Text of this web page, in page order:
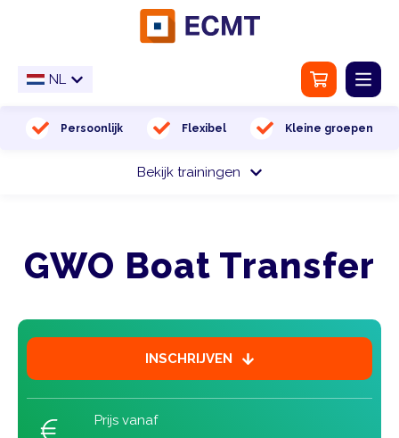
NL
NL
Persoonlijk Flexibel Kleine groepen
Bekijk trainingen
Home
Trainingslocatie
Vaccinaties
Contact
GWO Boat Transfer
INSCHRIJVEN
Prijs vanaf